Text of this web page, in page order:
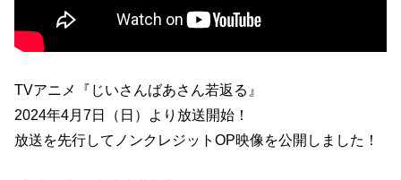
TVアニメ『じいさんばあさん若返る』
2024年4月7日（日）より放送開始！
放送を先行してノンクレジットOP映像を公開しました！